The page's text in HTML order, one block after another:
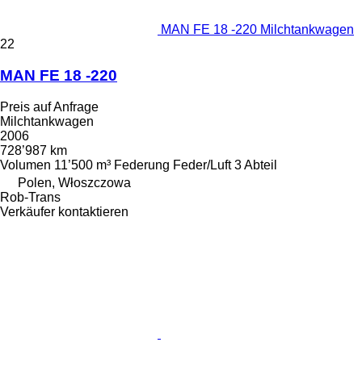
MAN FE 18 -220 Milchtankwagen
22
MAN FE 18 -220
Preis auf Anfrage
Milchtankwagen
2006
728’987 km
Volumen 11’500 m³ Federung Feder/Luft 3 Abteil
Polen, Włoszczowa
Rob-Trans
Verkäufer kontaktieren